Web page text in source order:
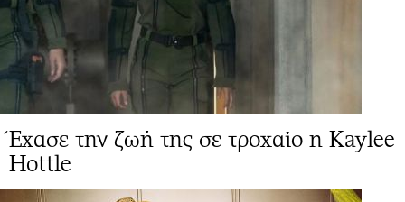
Έχασε την ζωή της σε τροχαίο η Kaylee
Hottle